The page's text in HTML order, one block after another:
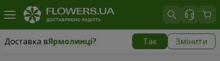
Доставка вЯрмолинці? Так Змінити
Доставка вЯрмолинці|